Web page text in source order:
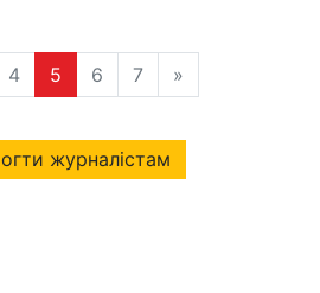
4 5 6 7 »
журналістам